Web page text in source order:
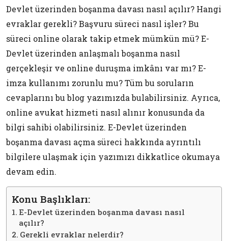
Devlet üzerinden boşanma davası nasıl açılır? Hangi
evraklar gerekli? Başvuru süreci nasıl işler? Bu
süreci online olarak takip etmek mümkün mü? E-
Devlet üzerinden anlaşmalı boşanma nasıl
gerçekleşir ve online duruşma imkânı var mı? E-
imza kullanımı zorunlu mu? Tüm bu soruların
cevaplarını bu blog yazımızda bulabilirsiniz. Ayrıca,
online avukat hizmeti nasıl alınır konusunda da
bilgi sahibi olabilirsiniz. E-Devlet üzerinden
boşanma davası açma süreci hakkında ayrıntılı
bilgilere ulaşmak için yazımızı dikkatlice okumaya
devam edin.
Konu Başlıkları:
E-Devlet üzerinden boşanma davası nasıl
açılır?
Gerekli evraklar nelerdir?